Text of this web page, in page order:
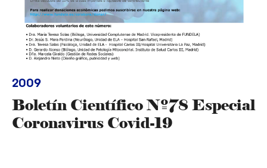
2009
Boletín Científico Nº78 Especial
Coronavirus Covid-19